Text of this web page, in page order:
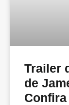
Trailer
de